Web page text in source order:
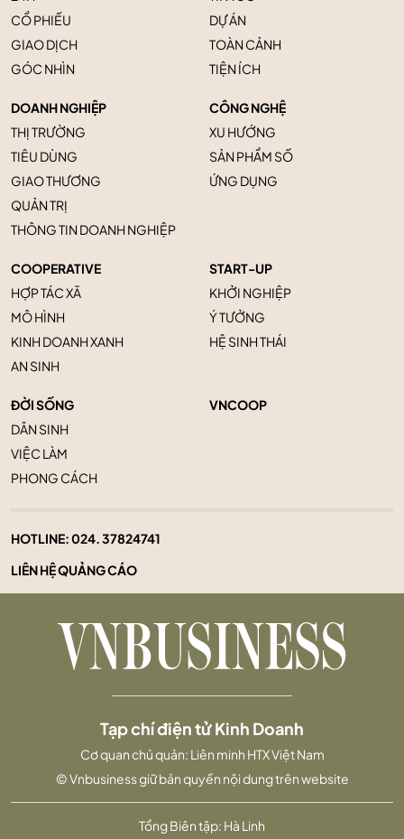
CỔ PHIẾU
GIAO DỊCH
GÓC NHÌN
DỰ ÁN
TOÀN CẢNH
TIỆN ÍCH
DOANH NGHIỆP
THỊ TRƯỜNG
TIÊU DÙNG
GIAO THƯƠNG
QUẢN TRỊ
THÔNG TIN DOANH NGHIỆP
CÔNG NGHỆ
XU HƯỚNG
SẢN PHẨM SỐ
ỨNG DỤNG
COOPERATIVE
HỢP TÁC XÃ
MÔ HÌNH
KINH DOANH XANH
AN SINH
START-UP
KHỞI NGHIỆP
Ý TƯỞNG
HỆ SINH THÁI
ĐỜI SỐNG
DÂN SINH
VIỆC LÀM
PHONG CÁCH
VNCOOP
HOTLINE:024. 37824741
LIÊN HỆ QUẢNG CÁO
Tổng Biên tập: Hà Linh
Tạp chí điện tử Kinh Doanh
Cơ quan chủ quản: Liên minh HTX Việt Nam
© Vnbusiness giữ bản quyền nội dung trên website